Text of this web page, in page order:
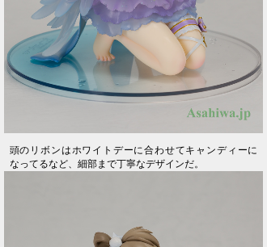
頭のリボンはホワイトデーに合わせてキャンディーに
なってるなど、細部まで丁寧なデザインだ。